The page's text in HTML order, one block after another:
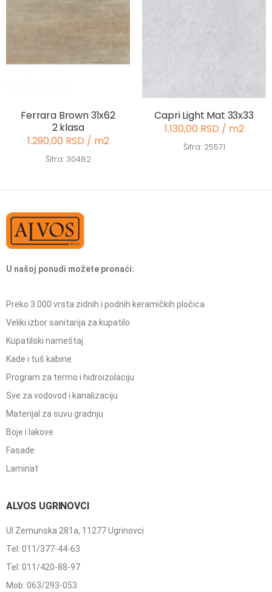
Ferrara Brown 31x62
2 klasa
1.290,00 RSD / m2
Šifra: 30482
Capri Light Mat 33x33
1.130,00 RSD / m2
Šifra: 25571
U našoj ponudi možete pronaći:
Preko 3.000 vrsta zidnih i podnih keramičkih pločica
Veliki izbor sanitarija za kupatilo
Kupatilski nameštaj
Kade i tuš kabine
Program za termo i hidroizolaciju
Sve za vodovod i kanalizaciju
Materijal za suvu gradnju
Boje i lakove
Fasade
Laminat
ALVOS UGRINOVCI
Ul Zemunska 281a, 11277 Ugrinovci
Tel: 011/377-44-63
Tel: 011/420-88-97
Mob: 063/293-053